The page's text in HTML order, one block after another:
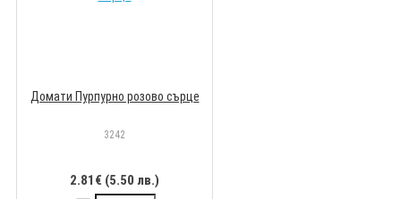
Домати Пурпурно розово сърце
3242
2.81€ (5.50 лв.)